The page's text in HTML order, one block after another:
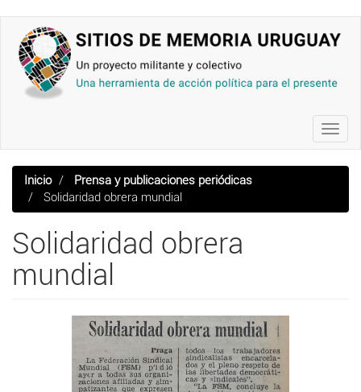
contenido
principal
Inicio
Prensa y publicaciones periódicas
Solidaridad obrera mundial
Solidaridad obrera
mundial